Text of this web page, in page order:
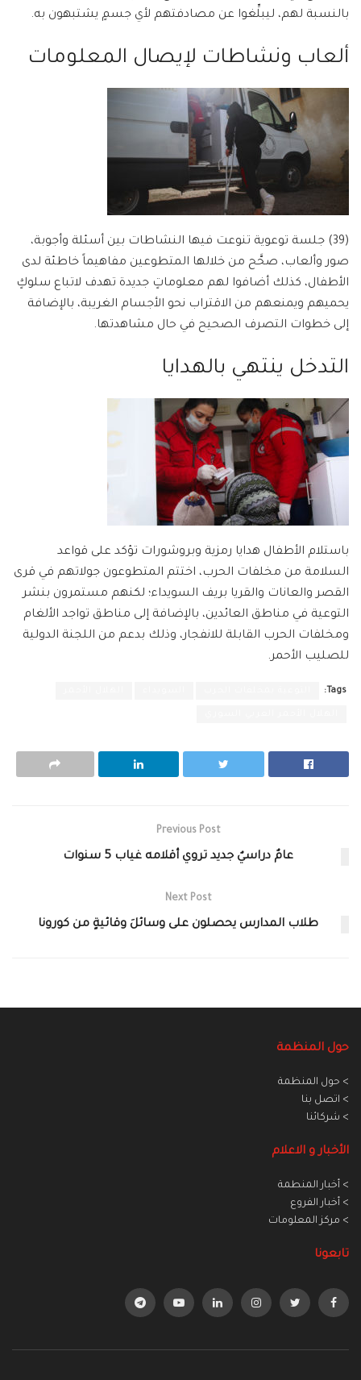
بالنسبة لهم، ليبلِّغوا عن مصادفتهم لأي جسمٍ يشتبهون به.
ألعاب ونشاطات لإيصال المعلومات
(39) جلسة توعوية تنوعت فيها النشاطات بين أسئلة وأجوبة،
صور وألعاب، صحَّح من خلالها المتطوعين مفاهيماً خاطئة لدى
الأطفال، كذلك أضافوا لهم معلوماتٍ جديدة تهدف لاتباع سلوكٍ
يحميهم ويمنعهم من الاقتراب نحو الأجسام الغريبة، بالإضافة
إلى خطوات التصرف الصحيح في حال مشاهدتها.
التدخل ينتهي بالهدايا
باستلام الأطفال هدايا رمزية وبروشورات تؤكد على قواعد
السلامة من مخلفات الحرب، اختتم المتطوعون جولاتهم في قرى
القصر والعانات والقريا بريف السويداء؛ لكنهم مستمرون بنشر
التوعية في مناطق العائدين، بالإضافة إلى مناطق تواجد الألغام
ومخلفات الحرب القابلة للانفجار، وذلك بدعم من اللجنة الدولية
للصليب الأحمر.
Tags:
Previous Post
عامٌ دراسيٌ جديد تروي أقلامه غياب 5 سنوات
Next Post
طلاب المدارس يحصلون على وسائلَ وقائيةٍ من كورونا
حول المنظمة
> حول المنظمة
> اتصل بنا
> شركائنا
الأخبار و الاعلام
> أخبار المنطمة
> أخبار الفروع
> مركز المعلومات
تابعونا